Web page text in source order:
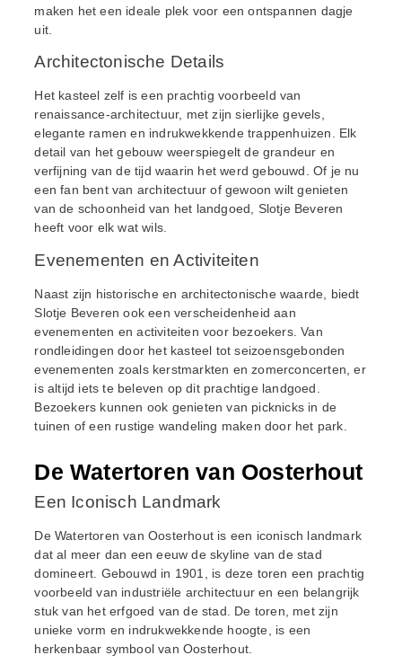
maken het een ideale plek voor een ontspannen dagje
uit.
Architectonische Details
Het kasteel zelf is een prachtig voorbeeld van
renaissance-architectuur, met zijn sierlijke gevels,
elegante ramen en indrukwekkende trappenhuizen. Elk
detail van het gebouw weerspiegelt de grandeur en
verfijning van de tijd waarin het werd gebouwd. Of je nu
een fan bent van architectuur of gewoon wilt genieten
van de schoonheid van het landgoed, Slotje Beveren
heeft voor elk wat wils.
Evenementen en Activiteiten
Naast zijn historische en architectonische waarde, biedt
Slotje Beveren ook een verscheidenheid aan
evenementen en activiteiten voor bezoekers. Van
rondleidingen door het kasteel tot seizoensgebonden
evenementen zoals kerstmarkten en zomerconcerten, er
is altijd iets te beleven op dit prachtige landgoed.
Bezoekers kunnen ook genieten van picknicks in de
tuinen of een rustige wandeling maken door het park.
De Watertoren van Oosterhout
Een Iconisch Landmark
De Watertoren van Oosterhout is een iconisch landmark
dat al meer dan een eeuw de skyline van de stad
domineert. Gebouwd in 1901, is deze toren een prachtig
voorbeeld van industriële architectuur en een belangrijk
stuk van het erfgoed van de stad. De toren, met zijn
unieke vorm en indrukwekkende hoogte, is een
herkenbaar symbool van Oosterhout.